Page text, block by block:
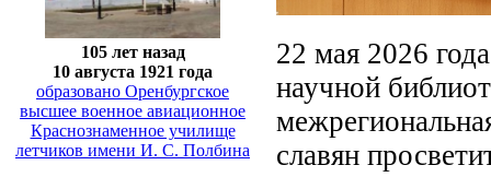
105 лет назад
10 августа 1921 года
образовано Оренбургское
высшее военное авиационное
Краснознаменное училище
летчиков имени И. С. Полбина
22 мая 2026
научной
славян